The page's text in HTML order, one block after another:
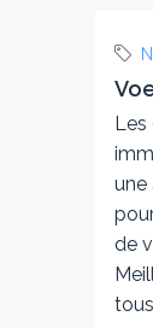
une
de